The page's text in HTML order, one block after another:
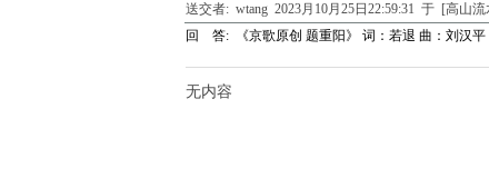
送交者: wtang2023月10月25日22:59:31 于 [高山流
回 答:
《京歌原创 题重阳》 词：若退 曲：刘汉平
无内容